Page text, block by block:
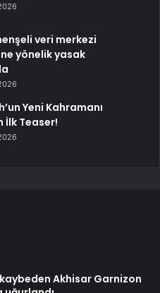
veri merkezi
yönelik yasak
Yeni Kahramanı
İlk Teaser!
Akhisar Garnizon